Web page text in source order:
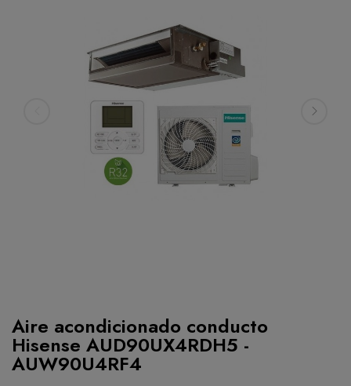
Aire acondicionado conducto
Hisense AUD90UX4RDH5 -
AUW90U4RF4